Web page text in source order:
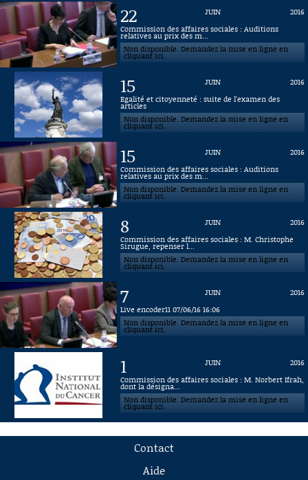
22 JUIN
2016
Commission des affaires sociales : Auditions
relatives au prix des m...
Non disponible. Demandez la mise en ligne en
cliquant ici.
15 JUIN
2016
Egalité et citoyenneté : suite de l'examen des
articles
Non disponible. Demandez la mise en ligne en
cliquant ici.
15 JUIN
2016
Commission des affaires sociales : Auditions
relatives au prix des m...
Non disponible. Demandez la mise en ligne en
cliquant ici.
8 JUIN
2016
Commission des affaires sociales : M. Christophe
Sirugue, repenser l...
Non disponible. Demandez la mise en ligne en
cliquant ici.
7 JUIN
2016
Live encoder11 07/06/16 16:06
Non disponible. Demandez la mise en ligne en
cliquant ici.
1 JUIN
2016
Commission des affaires sociales : M. Norbert Ifrah,
dont la désigna...
Non disponible. Demandez la mise en ligne en
cliquant ici.
Contact
Aide